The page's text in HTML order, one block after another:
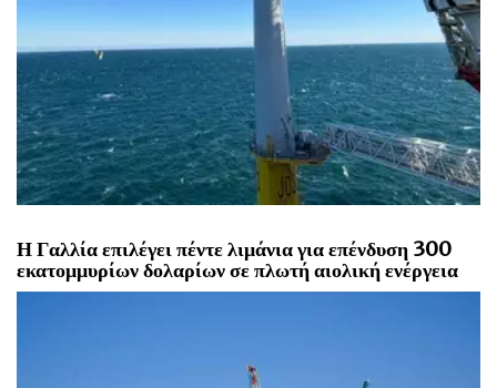
Η Γαλλία επιλέγει πέντε λιμάνια για επένδυση 300
εκατομμυρίων δολαρίων σε πλωτή αιολική ενέργεια